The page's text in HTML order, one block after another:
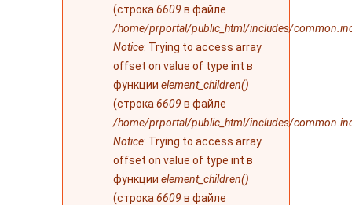
(строка 6609 в файле
/home/prportal/public_html/includes/
Notice: Trying to access array
offset on value of type int в
функции element_children()
(строка 6609 в файле
/home/prportal/public_html/includes/
Notice: Trying to access array
offset on value of type int в
функции element_children()
(строка 6609 в файле